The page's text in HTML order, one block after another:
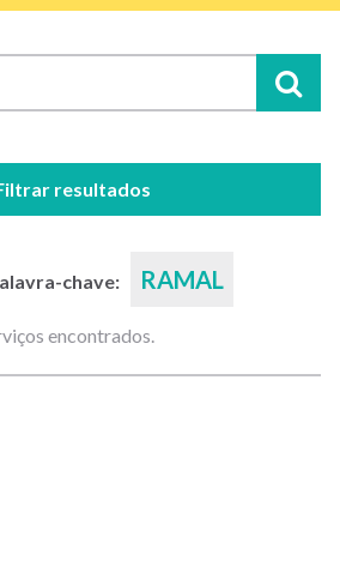
resultados
chave: RAMAL
encontrados.